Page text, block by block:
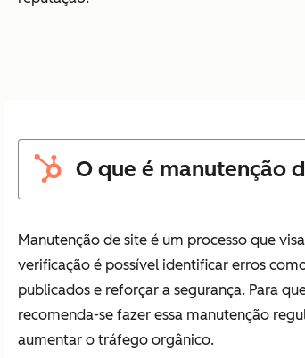
O que é manutenção
Manutenção de site é um processo que
verificação é possível identificar erros
publicados e reforçar a segurança. Para
recomenda-se fazer essa manutenção
aumentar o tráfego orgânico.